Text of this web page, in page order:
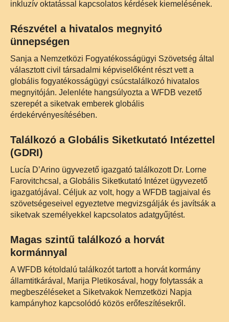
inkluzív oktatással kapcsolatos kérdések kiemelésének.
Részvétel a hivatalos megnyitó
ünnepségen
Sanja a Nemzetközi Fogyatékosságügyi Szövetség által
választott civil társadalmi képviselőként részt vett a
globális fogyatékosságügyi csúcstalálkozó hivatalos
megnyitóján. Jelenléte hangsúlyozta a WFDB vezető
szerepét a siketvak emberek globális
érdekérvényesítésében.
Találkozó a Globális Siketkutató Intézettel
(GDRI)
Lucía D’Arino ügyvezető igazgató találkozott Dr. Lorne
Farovitchcsal, a Globális Siketkutató Intézet ügyvezető
igazgatójával. Céljuk az volt, hogy a WFDB tagjaival és
szövetségeseivel egyeztetve megvizsgálják és javítsák a
siketvak személyekkel kapcsolatos adatgyűjtést.
Magas szintű találkozó a horvát
kormánnyal
A WFDB kétoldalú találkozót tartott a horvát kormány
államtitkárával, Marija Pletikosával, hogy folytassák a
megbeszéléseket a Siketvakok Nemzetközi Napja
kampányhoz kapcsolódó közös erőfeszítésekről.